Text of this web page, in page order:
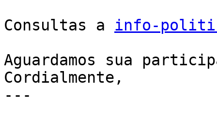
Consultas a info-
Aguardamos sua
Cordialmente,
---